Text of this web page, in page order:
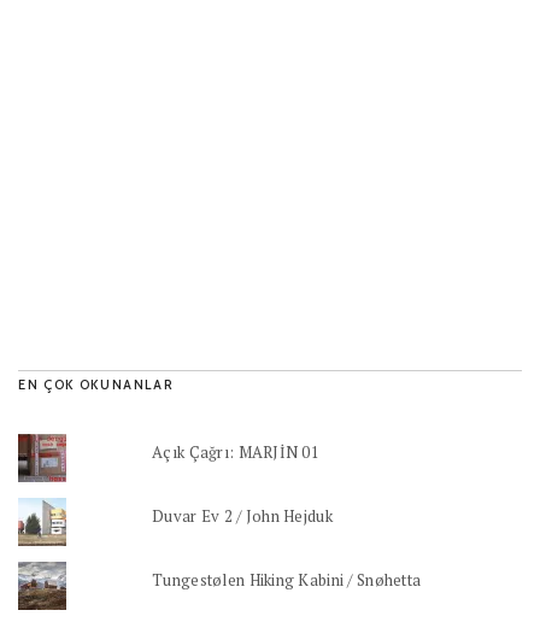
EN ÇOK OKUNANLAR
Açık Çağrı: MARJİN 01
Duvar Ev 2 / John Hejduk
Tungestølen Hiking Kabini / Snøhetta